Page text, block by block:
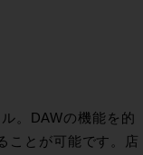
。DAWの機能を的
ことが可能です。店